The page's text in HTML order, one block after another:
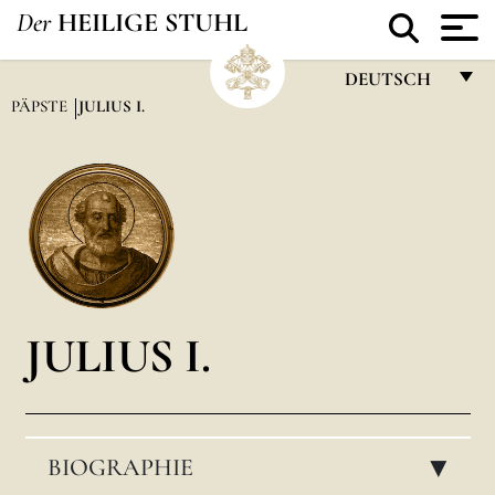
Der HEILIGE STUHL
DEUTSCH
PÄPSTE JULIUS I.
JULIUS I.
BIOGRAPHIE ▸